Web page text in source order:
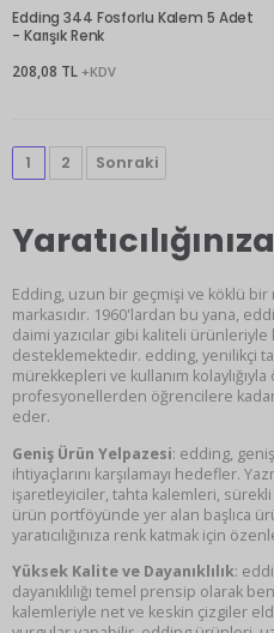
Edding 344 Fosforlu Kalem 5 Adet
- Karışık Renk
208,08 TL +KDV
1 2 Sonraki
Edding, uzun bir geçmişi ve köklü bir
markasıdır. 1960'lardan bu yana,
daimi yazıcılar gibi kaliteli ürünleriyle
desteklemektedir. edding, yenilikçi
mürekkepleri ve kullanım
profesyonellerden öğrencilere
eder.
Geniş Ürün Yelpazesi: edding,
ihtiyaçlarını karşılamayı hedefler.
işaretleyiciler, tahta kalemleri, sürekli
ürün portföyünde yer alan başlıca
yaratıcılığınıza renk katmak için
Yüksek Kalite ve Dayanıklılık:
dayanıklılığı temel prensip olarak
kalemleriyle net ve keskin çizgiler